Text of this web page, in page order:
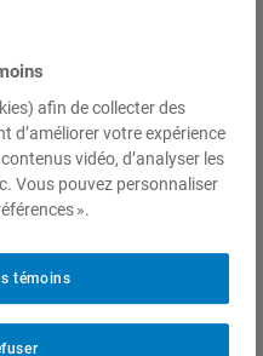
entre blocs
concurrence
phénomène
l’ampleur avec,
de toute une
ou de
(TTIP, TTP, «
afin de collecter des
d’améliorer votre expérience
vidéo, d’analyser les
Vous pouvez personnaliser
».
témoins